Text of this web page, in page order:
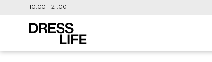
10:00 - 21:00